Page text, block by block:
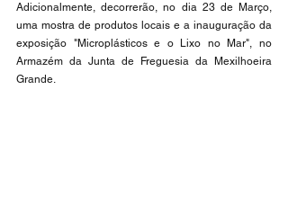
Adicionalmente, decorrerão, no dia 23 de Março,
uma mostra de produtos locais e a inauguração da
exposição "Microplásticos e o Lixo no Mar", no
Armazém da Junta de Freguesia da Mexilhoeira
Grande.